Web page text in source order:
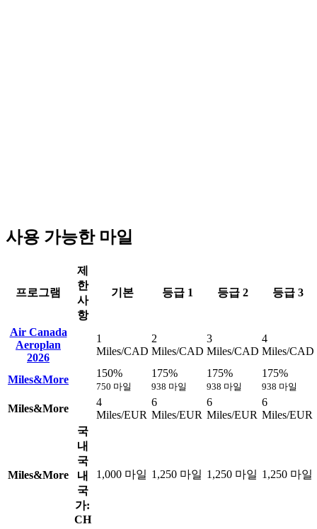
사용 가능한 마일
프로그램
제
한
사
항
기본 등급 1 등급 2 등급 3
Air Canada
Aeroplan
2026
1
Miles/CAD
2
Miles/CAD
3
Miles/CAD
4
Miles/CAD
Miles&More
150%
750 마일
175%
938 마일
175%
938 마일
175%
938 마일
Miles&More
4
Miles/EUR
6
Miles/EUR
6
Miles/EUR
6
Miles/EUR
Miles&More
국
내
국
내
국
가:
CH
1,000 마일 1,250 마일 1,250 마일 1,250 마일